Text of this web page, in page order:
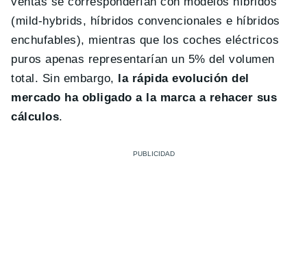
(mild-hybrids, híbridos convencionales e híbridos
enchufables), mientras que los coches eléctricos
puros apenas representarían un 5% del volumen
total. Sin embargo, la rápida evolución del
mercado ha obligado a la marca a rehacer sus
cálculos.